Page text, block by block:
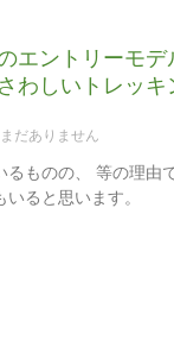
エントリーモデ
わしいトレッキ
だありません
るものの、 等の理由
ると思います。